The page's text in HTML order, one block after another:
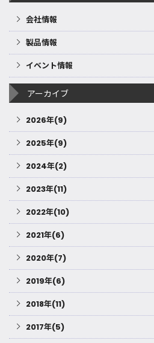
会社情報
製品情報
イベント情報
アーカイブ
2026年(9)
2025年(9)
2024年(2)
2023年(11)
2022年(10)
2021年(6)
2020年(7)
2019年(6)
2018年(11)
2017年(5)